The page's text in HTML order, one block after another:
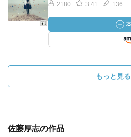
2180 3.41 136
もっと見る
佐藤厚志の作品